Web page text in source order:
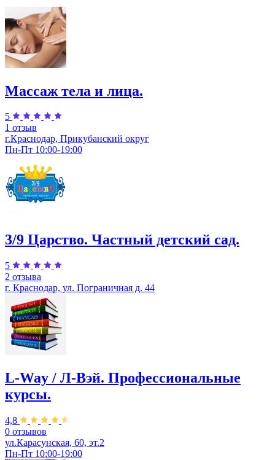
Массаж тела и лица.
5
1 отзыв
г.Краснодар, Прикубанский округ
Пн-Пт 10:00-19:00
3/9 Царство. Частный детский сад.
5
2 отзыва
г. Краснодар, ул. Пограничная д. 44
L-Way / Л-Вэй. Профессиональные
курсы.
4,8
0 отзывов
ул.Карасунская, 60, эт.2
Пн-Пт 10:00-19:00